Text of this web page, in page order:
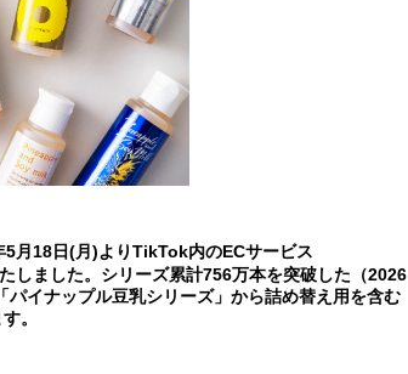
月18日(月)よりTikTok内のECサービス
しました。シリーズ累計756万本を突破した（2026
イナップル豆乳シリーズ」から詰め替え用を含む
。